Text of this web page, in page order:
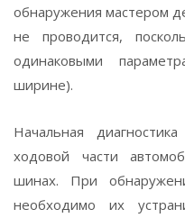
обнаружения мастером
не проводится,
одинаковыми
ширине).
Начальная
ходовой части
шинах. При
необходимо их